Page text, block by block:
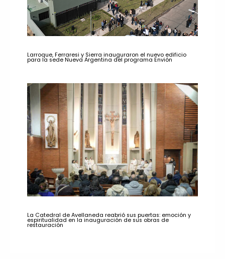
Larroque, Ferraresi y Sierra inauguraron el nuevo edificio
para la sede Nueva Argentina del programa Envión
La Catedral de Avellaneda reabrió sus puertas: emoción y
espiritualidad en la inauguración de sus obras de
restauración